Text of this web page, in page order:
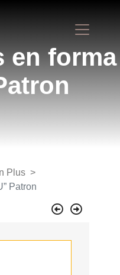
en forma
Plus
Patron